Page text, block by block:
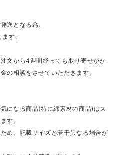
送となる為、
す。
文から4週間経っても取り寄せがか
の相談をさせていただきます。
になる商品(特に綿素材の商品)はス
す。
め、記載サイズと若干異なる場合が